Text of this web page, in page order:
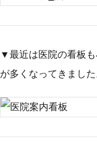
▼最近は医院の看板
が多くなってきました